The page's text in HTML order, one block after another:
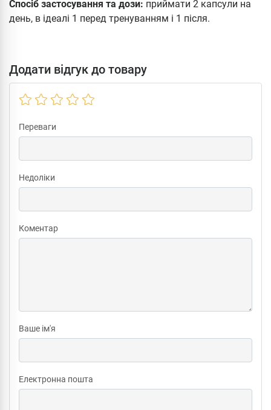
Спосіб застосування та дози: приймати 2 капсули на
день, в ідеалі 1 перед тренуванням і 1 після.
Додати відгук до товару
Переваги
Недоліки
Коментар
Ваше ім'я
Електронна пошта